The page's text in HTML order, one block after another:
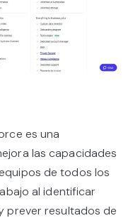
es una
las capacidades
de todos los
al identificar
prever resultados de